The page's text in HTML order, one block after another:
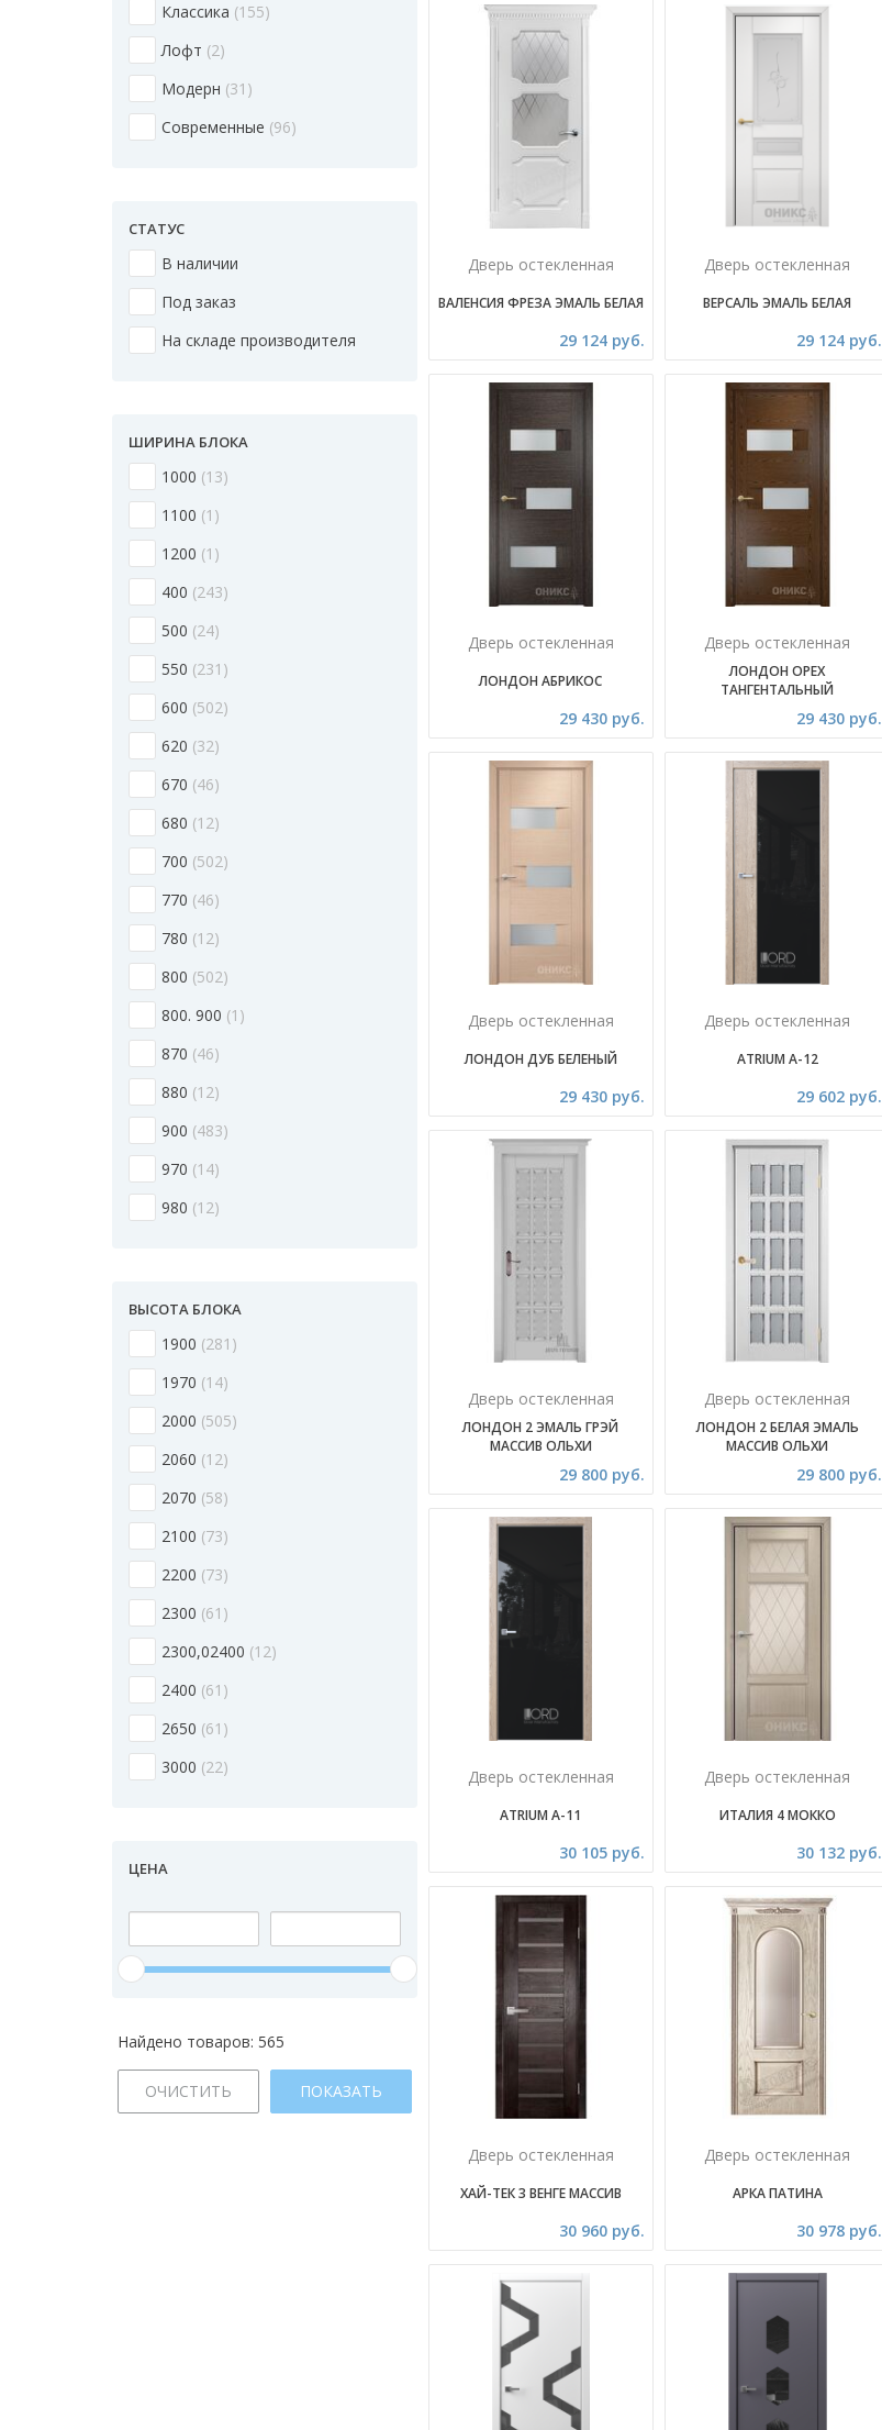
Классика 155
Лофт 2
Модерн 31
Современные 96
СТАТУС
В наличии
Под заказ
На складе производителя
ШИРИНА БЛОКА
1000 13
1100 1
1200 1
400 243
500 24
550 231
600 502
620 32
670 46
680 12
700 502
770 46
780 12
800 502
800. 900 1
870 46
880 12
900 483
970 14
980 12
ВЫСОТА БЛОКА
1900 281
1970 14
2000 505
2060 12
2070 58
2100 73
2200 73
2300 61
2300,02400 12
2400 61
2650 61
3000 22
ЦЕНА
Найдено товаров: 565
ОЧИСТИТЬ ПОКАЗАТЬ
Дверь остекленная
ВАЛЕНСИЯ ФРЕЗА ЭМАЛЬ БЕЛАЯ
29 124 руб.
Дверь остекленная
ВЕРСАЛЬ ЭМАЛЬ БЕЛАЯ
29 124 руб.
Дверь остекленная
ЛОНДОН АБРИКОС
29 430 руб.
Дверь остекленная
ЛОНДОН ОРЕХ
ТАНГЕНТАЛЬНЫЙ
29 430 руб.
Дверь остекленная
ЛОНДОН ДУБ БЕЛЕНЫЙ
29 430 руб.
Дверь остекленная
ATRIUM A-12
29 602 руб.
Дверь остекленная
ЛОНДОН 2 ЭМАЛЬ ГРЭЙ
МАССИВ ОЛЬХИ
29 800 руб.
Дверь остекленная
ЛОНДОН 2 БЕЛАЯ ЭМАЛЬ
МАССИВ ОЛЬХИ
29 800 руб.
Дверь остекленная
ATRIUM A-11
30 105 руб.
Дверь остекленная
ИТАЛИЯ 4 МОККО
30 132 руб.
Дверь остекленная
ХАЙ-ТЕК 3 ВЕНГЕ МАССИВ
30 960 руб.
Дверь остекленная
АРКА ПАТИНА
30 978 руб.